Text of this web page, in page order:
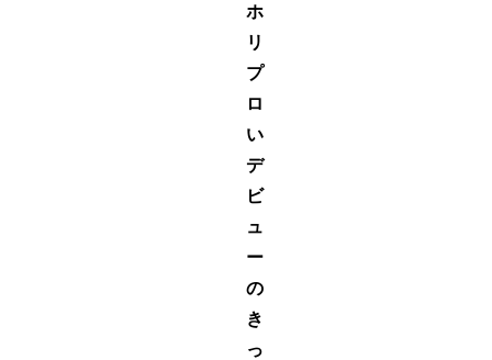
ホ
リ
プ
ロ
い
デ
ビ
ュ
ー
の
き
っ